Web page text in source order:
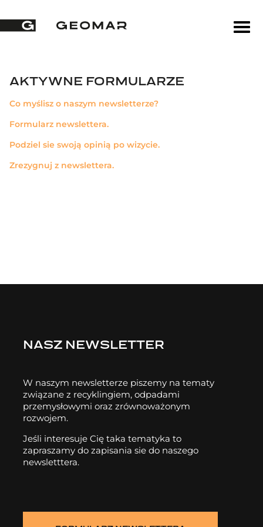
AKTYWNE FORMULARZE
Co myślisz o naszym newsletterze?
Formularz newslettera.
Podziel sie swoją opinią po wizycie.
Zrezygnuj z newslettera.
NASZ NEWSLETTER
W naszym newsletterze piszemy na tematy
związane z recyklingiem, odpadami
przemysłowymi oraz zrównoważonym
rozwojem.
Jeśli interesuje Cię taka tematyka to
zapraszamy do zapisania sie do naszego
newsletttera.